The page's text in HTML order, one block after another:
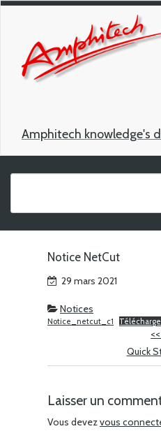
Amphitech knowledge's
Notice NetCut
29 mars 2021
Notices
Notice_netcut_c1
Quick
Laisser un
Vous devezvous